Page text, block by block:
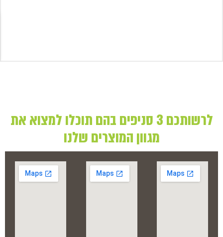
לרשותכם 3 סניפים בהם תוכלו למצוא את
מגוון המוצרים שלנו